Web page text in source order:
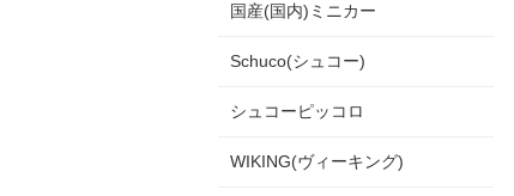
国産(国内)ミニカー
Schuco(シュコー)
シュコーピッコロ
WIKING(ヴィーキング)